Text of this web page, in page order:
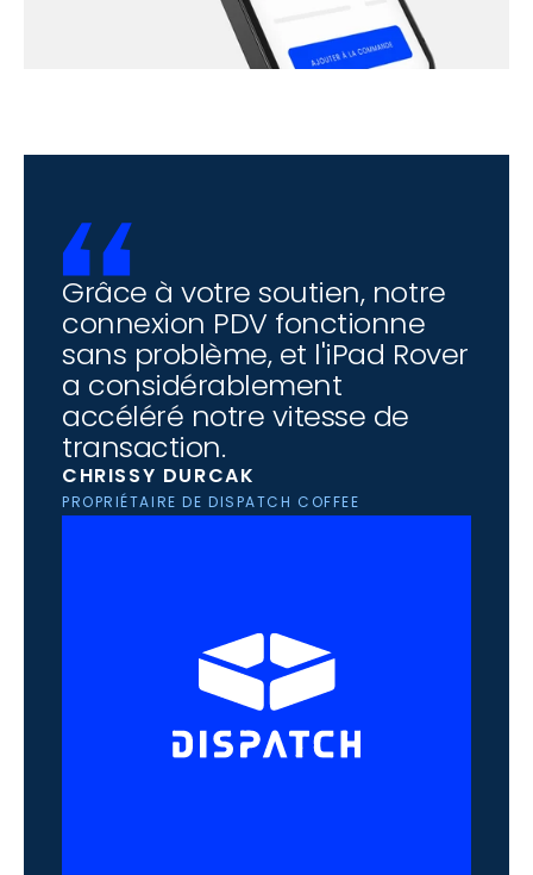
Grâce à votre soutien, notre
connexion PDV fonctionne
sans problème, et l'iPad Rover
a considérablement
accéléré notre vitesse de
transaction.
CHRISSY DURCAK
PROPRIÉTAIRE DE DISPATCH COFFEE